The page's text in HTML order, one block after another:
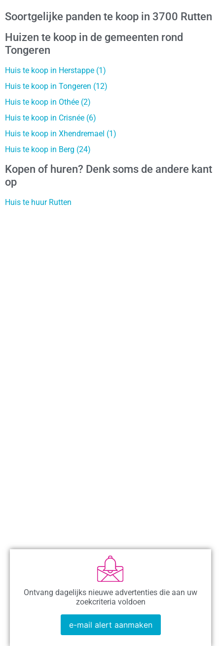
Soortgelijke panden te koop in 3700 Rutten
Huizen te koop in de gemeenten rond
Tongeren
Huis te koop in Herstappe (1)
Huis te koop in Tongeren (12)
Huis te koop in Othée (2)
Huis te koop in Crisnée (6)
Huis te koop in Xhendremael (1)
Huis te koop in Berg (24)
Kopen of huren? Denk soms de andere kant
op
Huis te huur Rutten
Ontvang dagelijks nieuwe advertenties die aan uw
zoekcriteria voldoen
e-mail alert aanmaken